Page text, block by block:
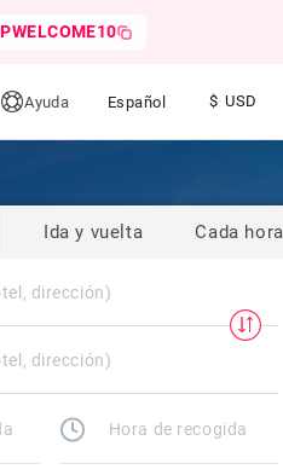
Ayuda Español $ USD
Ida y vuelta Cada hora